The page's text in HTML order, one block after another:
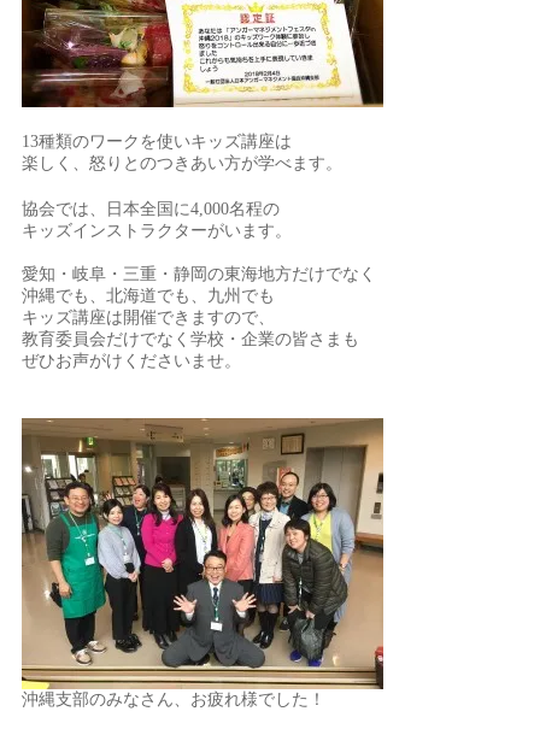
13種類のワークを使いキッズ講座は
楽しく、怒りとのつきあい方が学べます。
協会では、日本全国に4,000名程の
キッズインストラクターがいます。
愛知・岐阜・三重・静岡の東海地方だけでなく
沖縄でも、北海道でも、九州でも
キッズ講座は開催できますので、
教育委員会だけでなく学校・企業の皆さまも
ぜひお声がけくださいませ。
沖縄支部のみなさん、お疲れ様でした！